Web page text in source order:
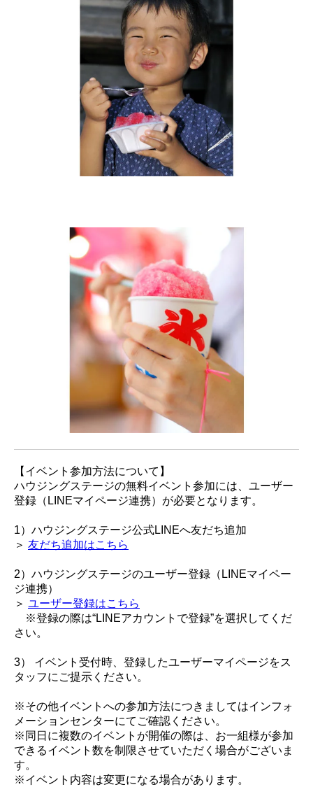
【イベント参加方法について】
ハウジングステージの無料イベント参加には、ユーザー
登録（LINEマイページ連携）が必要となります。
1）ハウジングステージ公式LINEへ友だち追加
＞ 友だち追加はこちら
2）ハウジングステージのユーザー登録（LINEマイペー
ジ連携）
＞ ユーザー登録はこちら
※登録の際は“LINEアカウントで登録”を選択してくだ
さい。
3） イベント受付時、登録したユーザーマイページをス
タッフにご提示ください。
※その他イベントへの参加方法につきましてはインフォ
メーションセンターにてご確認ください。
※同日に複数のイベントが開催の際は、お一組様が参加
できるイベント数を制限させていただく場合がございま
す。
※イベント内容は変更になる場合があります。